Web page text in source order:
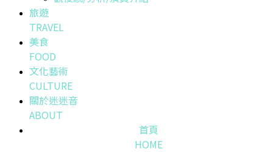
旅遊
TRAVEL
美食
FOOD
文化藝術
CULTURE
關於迷迷音
ABOUT
首頁
HOME